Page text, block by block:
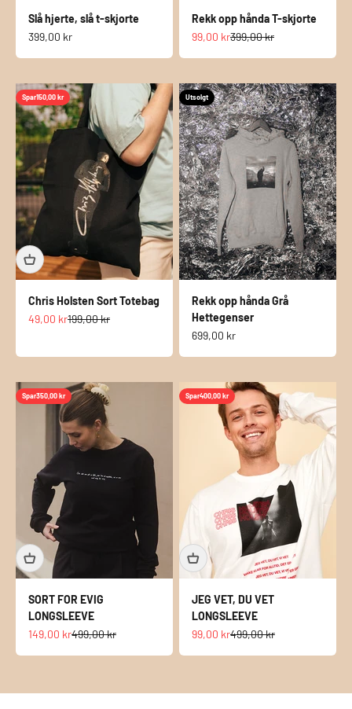
Slå hjerte, slå t-skjorte
Salgspris
399,00 kr
Rekk opp hånda T-skjorte
Salgspris
99,00 krNormalpris
399,00 kr
Spar150,00 kr
Chris Holsten Sort Totebag
Salgspris
49,00 krNormalpris
199,00 kr
Utsolgt
Rekk opp hånda Grå
Hettegenser
Salgspris
699,00 kr
Spar350,00 kr
SORT FOR EVIG
LONGSLEEVE
Salgspris
149,00 krNormalpris
499,00 kr
Spar400,00 kr
JEG VET, DU VET
LONGSLEEVE
Salgspris
99,00 krNormalpris
499,00 kr